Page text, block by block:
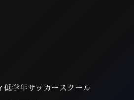
低学年サッカースクール